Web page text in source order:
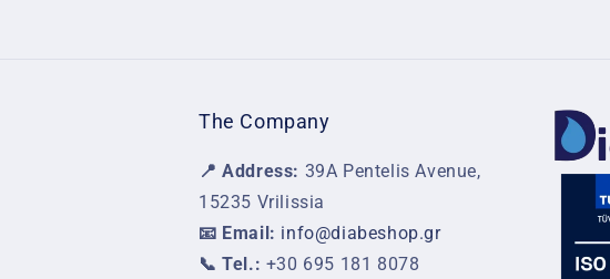
The Company
📍 Address: 39A Pentelis Avenue,
15235 Vrilissia
📧 Email: info@diabeshop.gr
📞 Tel.: +30 695 181 8078